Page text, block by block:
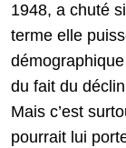
1948, a chuté
terme elle
du fait du
Mais c’est
pourrait lui